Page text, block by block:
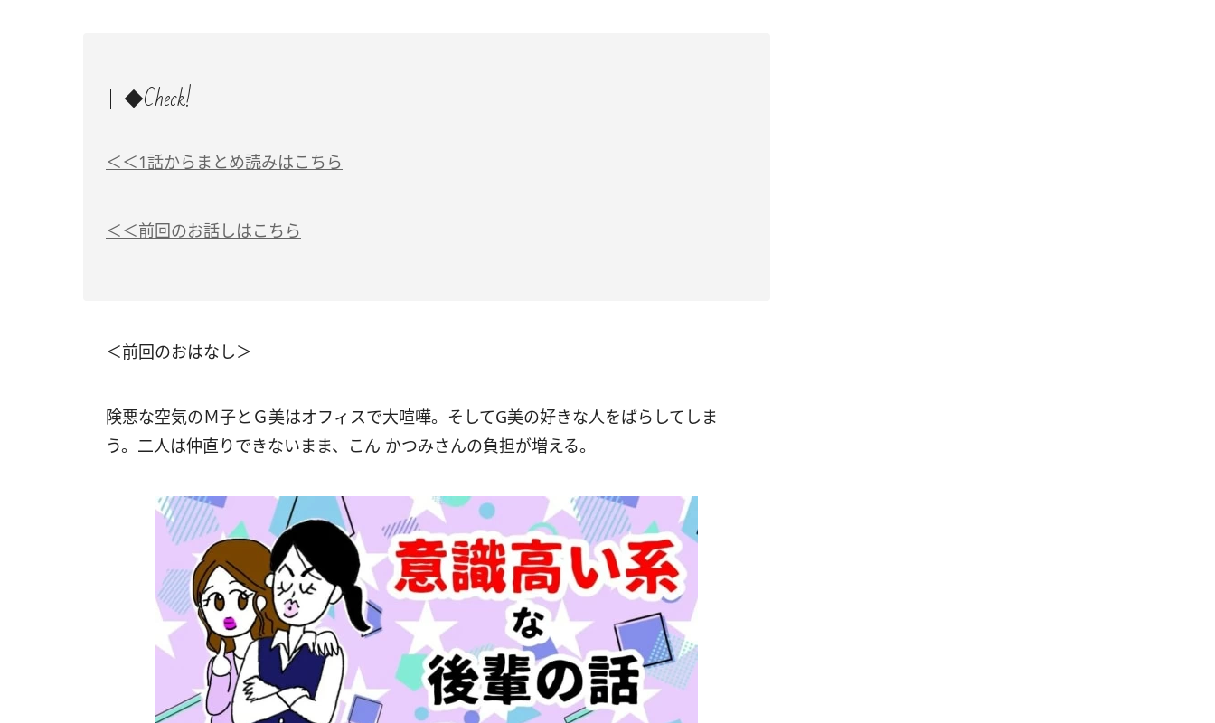
◆Check!
＜＜1話からまとめ読みはこちら
＜＜前回のお話しはこちら
＜前回のおはなし＞
険悪な空気のＭ子とＧ美はオフィスで大喧嘩。そしてG美の好きな人をばらしてしま
う。二人は仲直りできないまま、こん かつみさんの負担が増える。